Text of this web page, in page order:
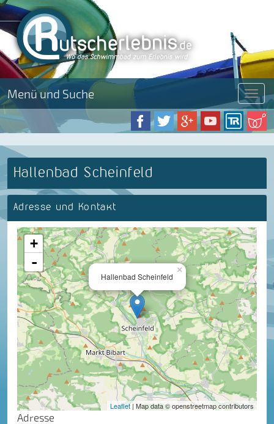
Menü und Suche Menü
Hallenbad Scheinfeld
Adresse und Kontakt
×
Hallenbad Scheinfeld
+
-
Leaflet| Map data © openstreetmap contributors
Adresse